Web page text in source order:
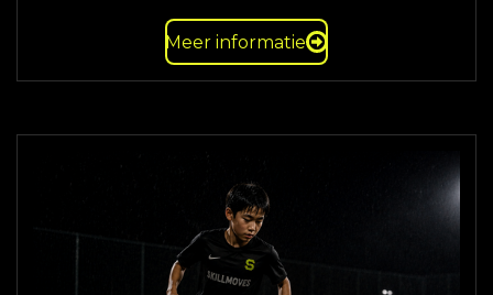
Meer informatie